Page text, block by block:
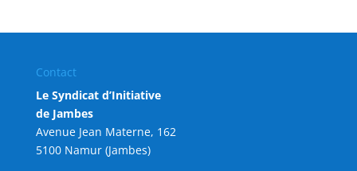
Contact
Le Syndicat d’Initiative
de Jambes
Avenue Jean Materne, 162
5100 Namur (Jambes)